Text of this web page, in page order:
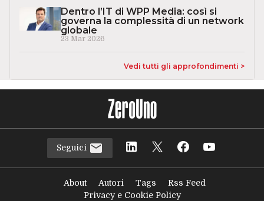
Dentro l’IT di WPP Media: così si
governa la complessità di un network
globale
23 Mar 2026
Vedi tutti gli approfondimenti >
Seguici
About Autori Tags
Rss Feed
Privacy e Cookie Policy